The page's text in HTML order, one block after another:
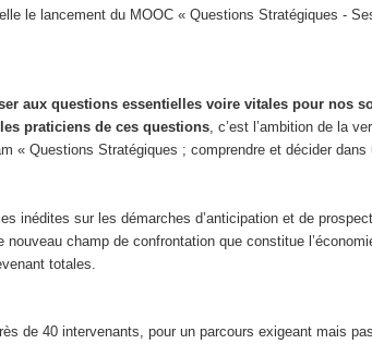
le lancement du MOOC « Questions Stratégiques -
aux questions essentielles voire vitales pour nos
praticiens de ces questions, c’est l’ambition de la
« Questions Stratégiques ; comprendre et décider dans
inédites sur les démarches d’anticipation et de
champ de confrontation que constitue
totales.
de 40 intervenants, pour un parcours exigeant mais